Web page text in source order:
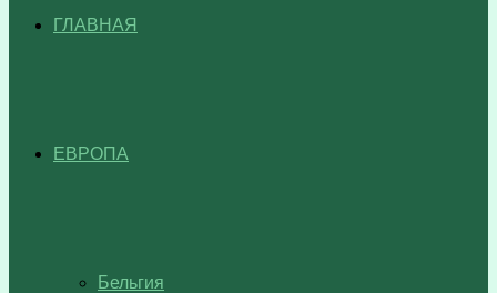
ГЛАВНАЯ
ЕВРОПА
Бельгия